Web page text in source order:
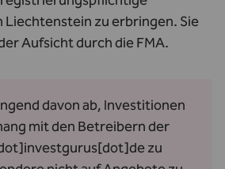
Liechtenstein zu erbringen. Sie
Aufsicht durch die FMA.
davon ab, Investitionen
mit den Betreibern der
zu